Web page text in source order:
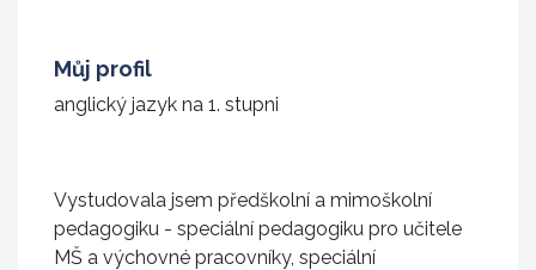
Můj profil
anglický jazyk na 1. stupni
Vystudovala jsem předškolní a mimoškolní
pedagogiku - speciální pedagogiku pro učitele
MŠ a výchovné pracovníky, speciální